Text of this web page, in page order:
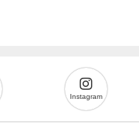
Instagram